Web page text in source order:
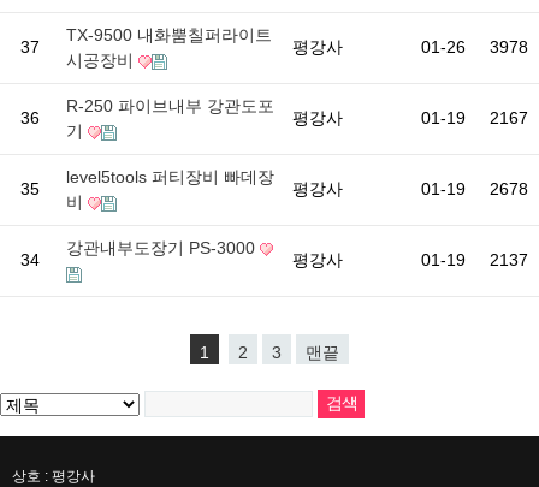
37
TX-9500 내화뿜칠퍼라이트
시공장비
평강사 01-26 3978
36
R-250 파이브내부 강관도포
기
평강사 01-19 2167
35
level5tools 퍼티장비 빠데장
비
평강사 01-19 2678
34
강관내부도장기 PS-3000
평강사 01-19 2137
1 2 3 맨끝
상호 : 평강사